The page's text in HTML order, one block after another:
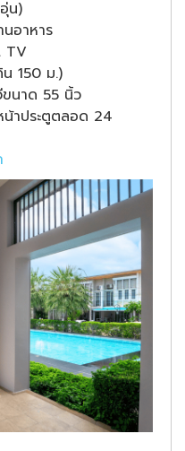
น)
นอาหาร
TV
น 150 ม.)
นาด 55 นิ้ว
าประตูตลอด 24